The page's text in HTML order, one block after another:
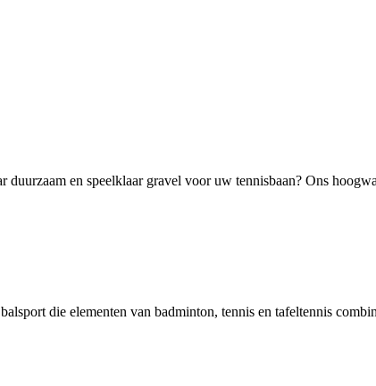
en speelklaar gravel voor uw tennisbaan? Ons
die elementen van badminton, tennis en tafeltennis